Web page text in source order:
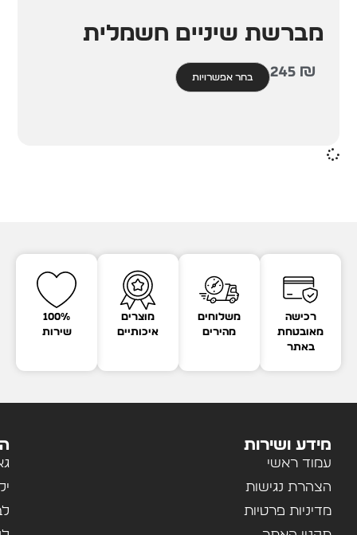
מברשת שיניים חשמלית
245 ₪ בחר אפשרויות
רכישה
מאובטחת
באתר
משלוחים
מהירים
מוצרים
איכותיים
100%
שירות
מידע ושירות
עמוד ראשי
הצהרת נגישות
מדיניות פרטיות